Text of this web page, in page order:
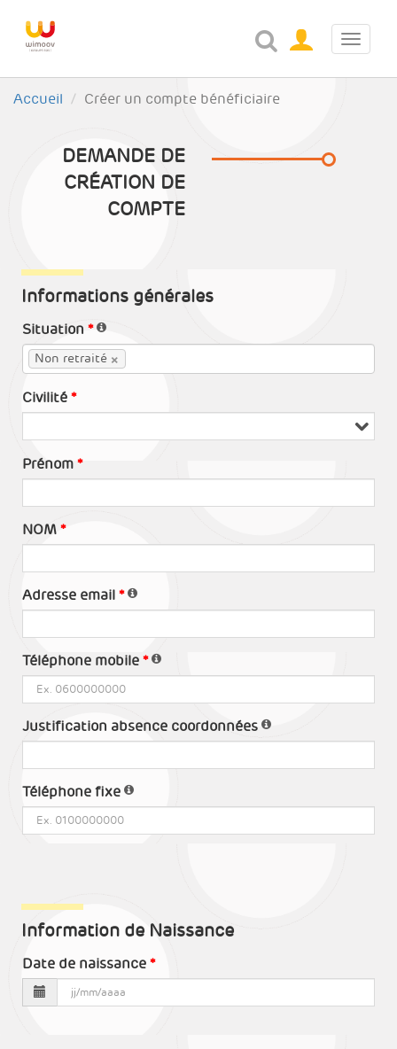
Accueil Créer un compte bénéficiaire
DEMANDE DE
CRÉATION DE
COMPTE
Informations générales
Situation
×
Non retraité
Civilité
Prénom
NOM
Adresse email
Téléphone mobile
Justification absence coordonnées
Téléphone fixe
Information de Naissance
Date de naissance